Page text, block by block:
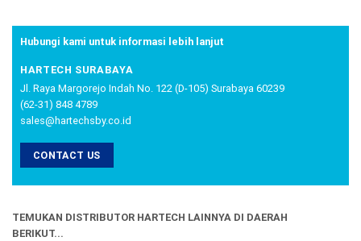
Hubungi kami untuk informasi lebih lanjut
HARTECH SURABAYA
Jl. Raya Margorejo Indah No. 122 (D-105) Surabaya 60239
(62-31) 848 4789
sales@hartechsby.co.id
CONTACT US
TEMUKAN DISTRIBUTOR HARTECH LAINNYA DI DAERAH
BERIKUT...